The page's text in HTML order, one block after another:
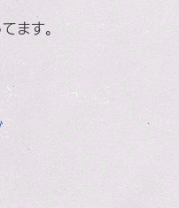
ます。